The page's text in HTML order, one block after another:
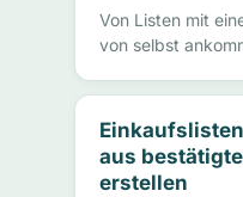
Von Listen mit
von selbst
aus
erstellen